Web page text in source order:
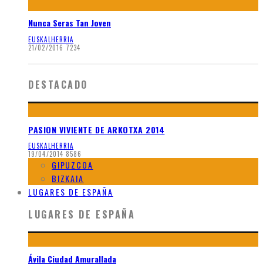
Nunca Seras Tan Joven
EUSKALHERRIA
21/02/2016 7234
DESTACADO
PASION VIVIENTE DE ARKOTXA 2014
EUSKALHERRIA
19/04/2014 8586
GIPUZCOA
BIZKAIA
LUGARES DE ESPAÑA
LUGARES DE ESPAÑA
Ávila Ciudad Amurallada